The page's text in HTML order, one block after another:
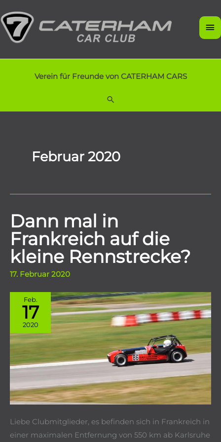
Inhalt
springen
Verein für Freunde von CATERHAM CARS
Suchen
Februar 2020
Dann mal in
Frankreich auf die
kleine Rennstrecke?
17. Februar 2020
Feb.
17
2020
Liebe Clubmitglieder, es befinden sich in Frankreich in
einer maximalen Entfernung von 550 km ab Karlsruhe